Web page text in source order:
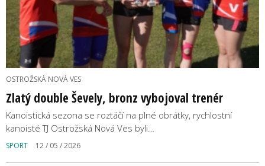
OSTROŽSKÁ NOVÁ VES
Zlatý double Ševely, bronz vybojoval trenér
Kanoistická sezona se roztáčí na plné obrátky, rychlostní
kanoisté TJ Ostrožská Nová Ves byli…
SPORT 12 / 05 / 2026